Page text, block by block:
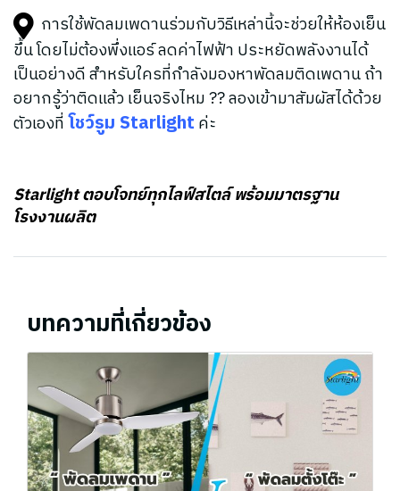
การใช้พัดลมเพดานร่วมกับวิธีเหล่านี้จะช่วยให้ห้องเย็น
ขึ้น โดยไม่ต้องพึ่งแอร์ ลดค่าไฟฟ้า ประหยัดพลังงานได้
เป็นอย่างดี สำหรับใครที่กำลังมองหาพัดลมติดเพดาน ถ้า
อยากรู้ว่าติดแล้ว เย็นจริงไหม ?? ลองเข้ามาสัมผัสได้ด้วย
ตัวเองที่โชว์รูม Starlight ค่ะ
Starlight ตอบโจทย์ทุกไลฟ์สไตล์ พร้อมมาตรฐาน
โรงงานผลิต
บทความที่เกี่ยวข้อง